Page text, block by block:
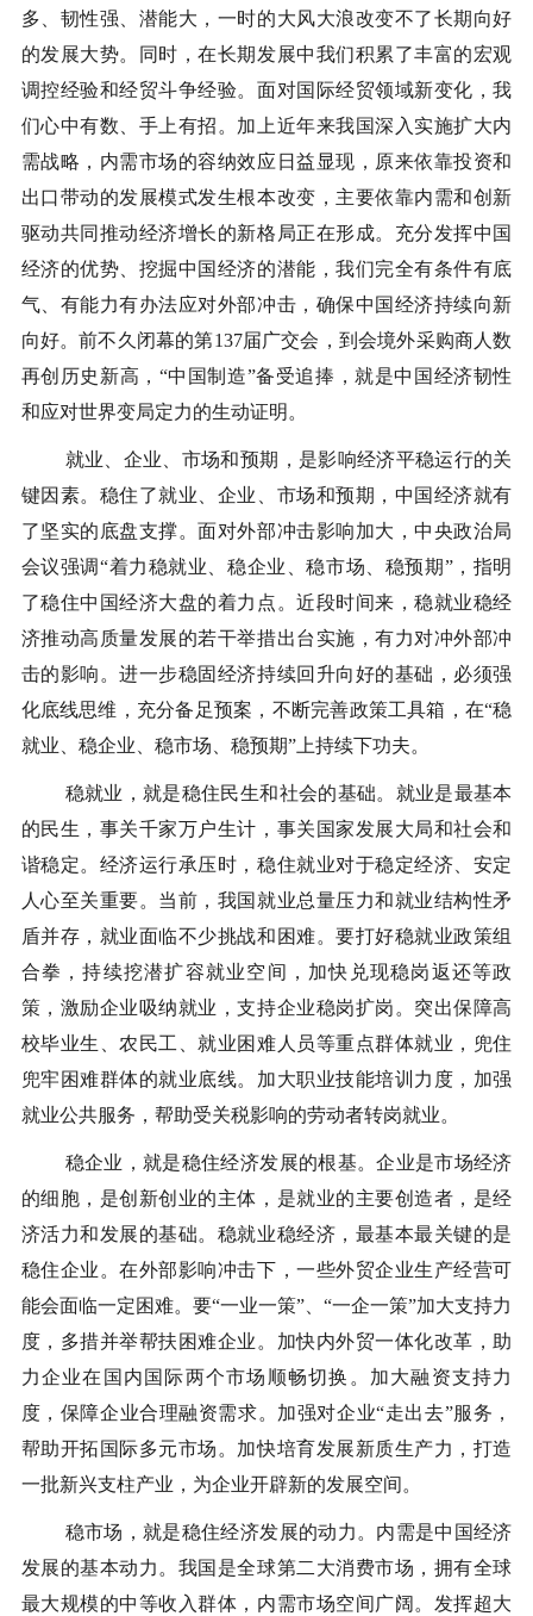
多、韧性强、潜能大，一时的大风大浪改变不了长期向好
的发展大势。同时，在长期发展中我们积累了丰富的宏观
调控经验和经贸斗争经验。面对国际经贸领域新变化，我
们心中有数、手上有招。加上近年来我国深入实施扩大内
需战略，内需市场的容纳效应日益显现，原来依靠投资和
出口带动的发展模式发生根本改变，主要依靠内需和创新
驱动共同推动经济增长的新格局正在形成。充分发挥中国
经济的优势、挖掘中国经济的潜能，我们完全有条件有底
气、有能力有办法应对外部冲击，确保中国经济持续向新
向好。前不久闭幕的第137届广交会，到会境外采购商人数
再创历史新高，“中国制造”备受追捧，就是中国经济韧性
和应对世界变局定力的生动证明。
就业、企业、市场和预期，是影响经济平稳运行的关
键因素。稳住了就业、企业、市场和预期，中国经济就有
了坚实的底盘支撑。面对外部冲击影响加大，中央政治局
会议强调“着力稳就业、稳企业、稳市场、稳预期”，指明
了稳住中国经济大盘的着力点。近段时间来，稳就业稳经
济推动高质量发展的若干举措出台实施，有力对冲外部冲
击的影响。进一步稳固经济持续回升向好的基础，必须强
化底线思维，充分备足预案，不断完善政策工具箱，在“稳
就业、稳企业、稳市场、稳预期”上持续下功夫。
稳就业，就是稳住民生和社会的基础。就业是最基本
的民生，事关千家万户生计，事关国家发展大局和社会和
谐稳定。经济运行承压时，稳住就业对于稳定经济、安定
人心至关重要。当前，我国就业总量压力和就业结构性矛
盾并存，就业面临不少挑战和困难。要打好稳就业政策组
合拳，持续挖潜扩容就业空间，加快兑现稳岗返还等政
策，激励企业吸纳就业，支持企业稳岗扩岗。突出保障高
校毕业生、农民工、就业困难人员等重点群体就业，兜住
兜牢困难群体的就业底线。加大职业技能培训力度，加强
就业公共服务，帮助受关税影响的劳动者转岗就业。
稳企业，就是稳住经济发展的根基。企业是市场经济
的细胞，是创新创业的主体，是就业的主要创造者，是经
济活力和发展的基础。稳就业稳经济，最基本最关键的是
稳住企业。在外部影响冲击下，一些外贸企业生产经营可
能会面临一定困难。要“一业一策”、“一企一策”加大支持力
度，多措并举帮扶困难企业。加快内外贸一体化改革，助
力企业在国内国际两个市场顺畅切换。加大融资支持力
度，保障企业合理融资需求。加强对企业“走出去”服务，
帮助开拓国际多元市场。加快培育发展新质生产力，打造
一批新兴支柱产业，为企业开辟新的发展空间。
稳市场，就是稳住经济发展的动力。内需是中国经济
发展的基本动力。我国是全球第二大消费市场，拥有全球
最大规模的中等收入群体，内需市场空间广阔。发挥超大